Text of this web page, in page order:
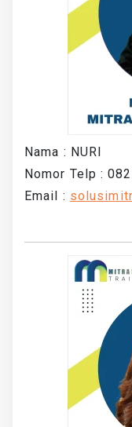
Nama : NURI
Nomor Telp :
Email :